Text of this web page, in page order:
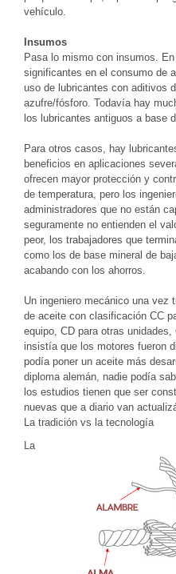
vehículo.
Insumos
Pasa lo mismo con insumos.
significantes en el consumo de
uso de lubricantes con aditivos
azufre/fósforo. Todavía hay
los lubricantes antiguos a base
Para otros casos, hay
beneficios en aplicaciones
ofrecen mayor protección y
de temperatura, pero los
administradores que no están
seguramente no entienden el
peor, los trabajadores que
como los de base mineral de
acabando con los ahorros.
Un ingeniero mecánico una vez
de aceite con clasificación CC
equipo, CD para otras
insistía que los motores fueron
podía poner un aceite más
diploma alemán, nadie podía
los estudios tienen que ser
nuevas que a diario van
La tradición vs la tecnología
La